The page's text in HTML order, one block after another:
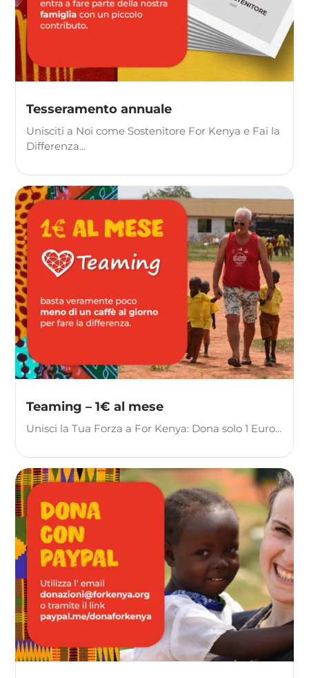
Tesseramento annuale
Unisciti a Noi come Sostenitore For Kenya e Fai la
Differenza...
Teaming – 1€ al mese
Unisci la Tua Forza a For Kenya: Dona solo 1 Euro...